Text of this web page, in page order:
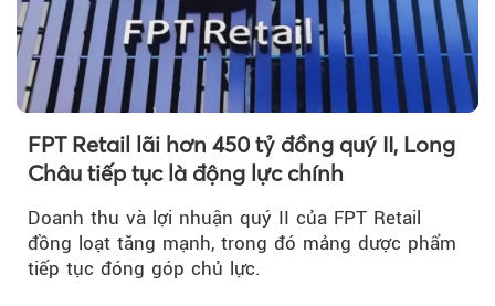
FPT Retail lãi hơn 450 tỷ đồng quý II, Long
Châu tiếp tục là động lực chính
Doanh thu và lợi nhuận quý II của FPT Retail
đồng loạt tăng mạnh, trong đó mảng dược phẩm
tiếp tục đóng góp chủ lực.